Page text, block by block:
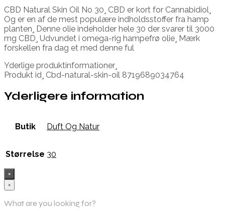
CBD Natural Skin Oil No 30¸ CBD er kort for Cannabidiol¸
Og er en af de mest populære indholdsstoffer fra hamp
planten¸ Denne olie indeholder hele 30 der svarer til 3000
mg CBD¸ Udvundet i omega-rig hampefrø olie¸ Mærk
forskellen fra dag et med denne ful
Yderlige produktinformationer¸
Produkt id¸ Cbd-natural-skin-oil 8719689034764
Yderligere information
Butik Duft Og Natur
Størrelse 30
×
×
What are you looking for?